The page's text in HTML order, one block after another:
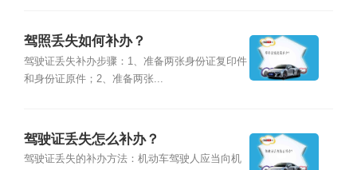
驾照丢失如何补办？
驾驶证丢失补办步骤：1、准备两张身份证复印件
和身份证原件；2、准备两张...
驾驶证丢失怎么补办？
驾驶证丢失的补办方法：机动车驾驶人应当向机